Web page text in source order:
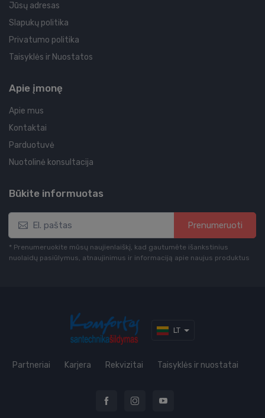
Jūsų adresas
Slapukų politika
Privatumo politika
Taisyklės ir Nuostatos
Apie įmonę
Apie mus
Kontaktai
Parduotuvė
Nuotolinė konsultacija
Būkite informuotas
Prenumeruoti
* Prenumeruokite mūsų naujienlaiškį, kad gautumėte išankstinius
nuolaidų pasiūlymus, atnaujinimus ir informaciją apie naujus produktus
LT
Partneriai Karjera Rekvizitai Taisyklės ir nuostatai